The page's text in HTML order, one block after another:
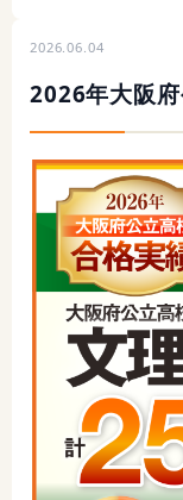
2026.06.04
2026年大阪